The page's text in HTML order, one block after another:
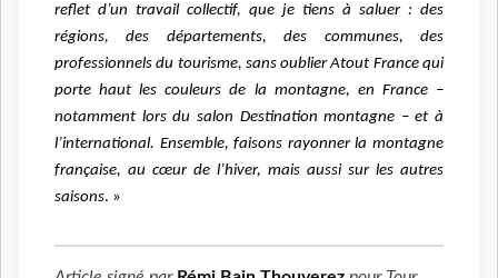
reflet d’un travail collectif, que je tiens à saluer : des
régions, des départements, des communes, des
professionnels du tourisme, sans oublier Atout France qui
porte haut les couleurs de la montagne, en France –
notamment lors du salon Destination montagne – et à
l’international. Ensemble, faisons rayonner la montagne
française, au cœur de l’hiver, mais aussi sur les autres
saisons. »